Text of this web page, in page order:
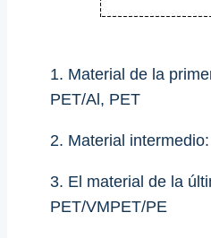
1. Material de la
PET/Al, PET
2. Material
3. El material de la
PET/VMPET/PE